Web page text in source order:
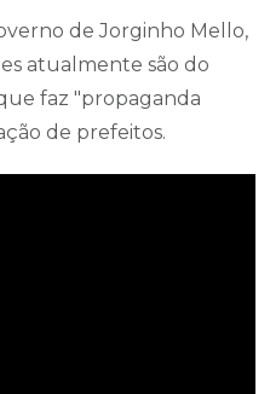
de Jorginho Mello,
atualmente são do
faz "propaganda
de prefeitos.